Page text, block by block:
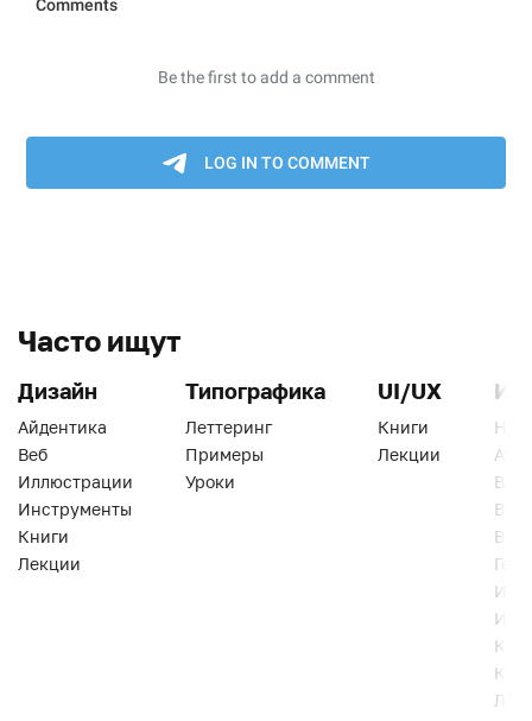
Часто ищут
Дизайн
Айдентика
Веб
Иллюстрации
Инструменты
Книги
Лекции
Типографика
Леттеринг
Примеры
Уроки
UI/UX
Книги
Лекции
Веб